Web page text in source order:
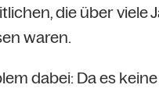
die über viele
waren.
dabei: Da es keine